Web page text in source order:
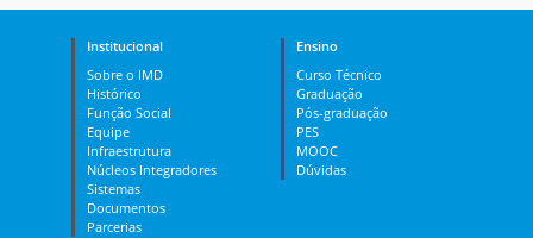
Institucional
Sobre o IMD
Histórico
Função Social
Equipe
Infraestrutura
Núcleos Integradores
Sistemas
Documentos
Parcerias
Ensino
Curso Técnico
Graduação
Pós-graduação
PES
MOOC
Dúvidas